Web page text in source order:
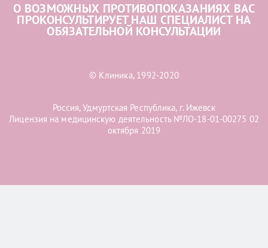
О ВОЗМОЖНЫХ ПРОТИВОПОКАЗАНИЯХ ВАС
ПРОКОНСУЛЬТИРУЕТ НАШ СПЕЦИАЛИСТ НА
ОБЯЗАТЕЛЬНОЙ КОНСУЛЬТАЦИИ
© Клиника, 1992-2020
Россия, Удмуртская Республика, г. Ижевск
Лицензия на медицинскую деятельность №ЛО-18-01-00275 02
октября 2019